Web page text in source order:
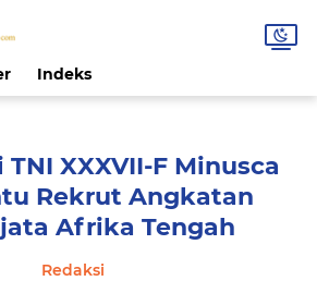
Indeks
XXXVII-F Minusca
Rekrut Angkatan
Afrika Tengah
Redaksi